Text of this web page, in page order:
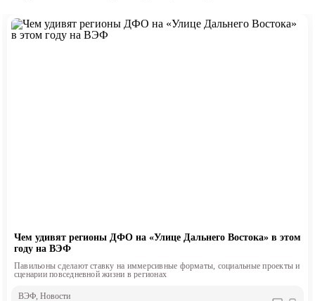
Чем удивят регионы ДФО на «Улице Дальнего Востока» в этом
году на ВЭФ
Павильоны сделают ставку на иммерсивные форматы, социальные проекты и
сценарии повседневной жизни в регионах
ВЭФ, Новости